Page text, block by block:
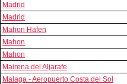
Madrid
Madrid
Mahon Hafen
Mahon
Mahon
Mairena del Aljarafe
Malaga - Aeropuerto Costa del Sol